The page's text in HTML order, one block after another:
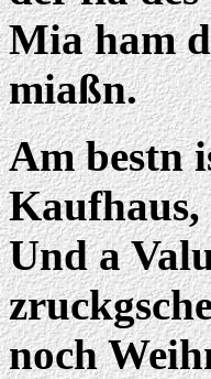
Mia ham
miaßn.
Am bestn
Kaufhaus,
Und a
noch